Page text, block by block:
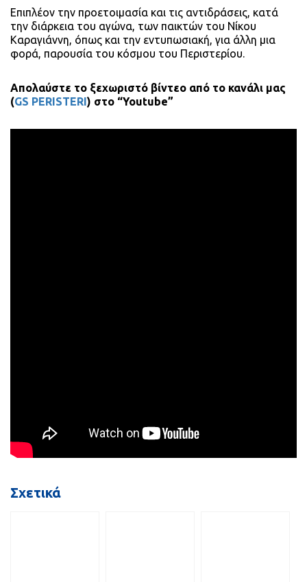
Επιπλέον την προετοιμασία και τις αντιδράσεις, κατά
την διάρκεια του αγώνα, των παικτών του Νίκου
Καραγιάννη, όπως και την εντυπωσιακή, για άλλη μια
φορά, παρουσία του κόσμου του Περιστερίου.
Απολαύστε το ξεχωριστό βίντεο από το κανάλι μας
(GS PERISTERI) στο “Youtube”
Σχετικά